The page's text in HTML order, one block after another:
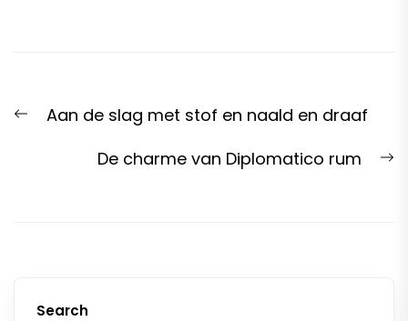
navigation
PreviousAan de slag met stof en naald en draaf
De charme van Diplomatico rum
Search